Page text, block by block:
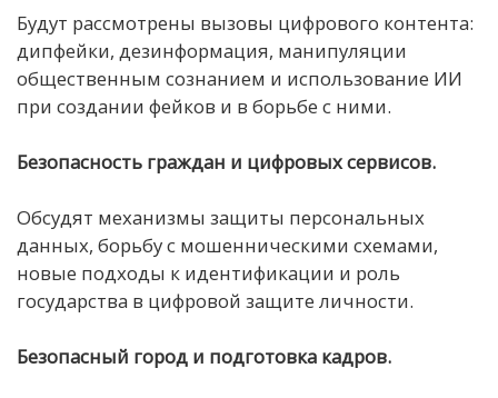
Будут рассмотрены вызовы цифрового контента:
дипфейки, дезинформация, манипуляции
общественным сознанием и использование ИИ
при создании фейков и в борьбе с ними.
Безопасность граждан и цифровых сервисов.
Обсудят механизмы защиты персональных
данных, борьбу с мошенническими схемами,
новые подходы к идентификации и роль
государства в цифровой защите личности.
Безопасный город и подготовка кадров.